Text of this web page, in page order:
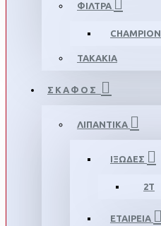
ΦΙΛΤΡΑ
CHAMPION
ΤΑΚΑΚΙΑ
ΣΚΑΦΟΣ
ΛΙΠΑΝΤΙΚΑ
ΙΞΩΔΕΣ
2T
ΕΤΑΙΡΕΙΑ